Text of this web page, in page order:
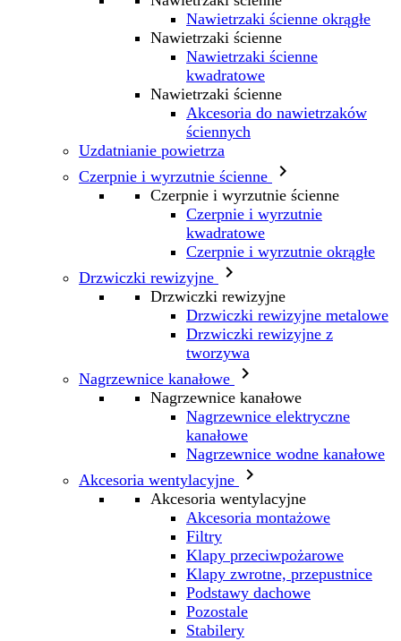
Nawietrzaki ścienne okrągłe
Nawietrzaki ścienne
Nawietrzaki ścienne
kwadratowe
Nawietrzaki ścienne
Akcesoria do nawietrzaków
ściennych
Uzdatnianie powietrza
Czerpnie i wyrzutnie ścienne

Czerpnie i wyrzutnie ścienne
Czerpnie i wyrzutnie
kwadratowe
Czerpnie i wyrzutnie okrągłe
Drzwiczki rewizyjne

Drzwiczki rewizyjne
Drzwiczki rewizyjne metalowe
Drzwiczki rewizyjne z
tworzywa
Nagrzewnice kanałowe

Nagrzewnice kanałowe
Nagrzewnice elektryczne
kanałowe
Nagrzewnice wodne kanałowe
Akcesoria wentylacyjne

Akcesoria wentylacyjne
Akcesoria montażowe
Filtry
Klapy przeciwpożarowe
Klapy zwrotne, przepustnice
Podstawy dachowe
Pozostale
Stabilery